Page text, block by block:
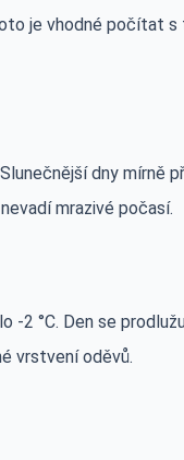
je vhodné počítat
dny mírně
mrazivé počasí.
-2 °C. Den se
vrstvení oděvů.